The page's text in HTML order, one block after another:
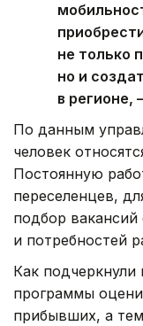
не только
но и
в
По данным
человек
Постоянную
переселенцев,
подбор
и потребностей
Как
программы
прибывших, а